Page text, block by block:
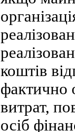
коштів
фактично
витрат,
осіб